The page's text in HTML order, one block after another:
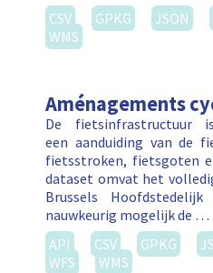
CSV
GPKG JSON
WMS
Aménagements
De fietsinfrastructuur is
een aanduiding van de
fietsstroken, fietsgoten
dataset omvat het
Brussels
nauwkeurig mogelijk de …
API
CSV GPKG
WFS
WMS